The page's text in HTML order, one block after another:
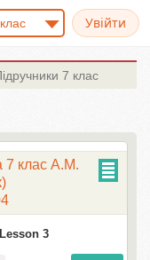
7 клас
7 клас А.М.
Lesson 3